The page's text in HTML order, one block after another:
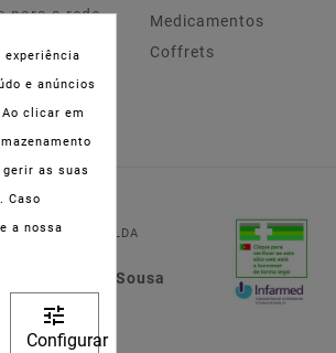
para a rede
Medicamentos
Coffrets
NIPC:515 801 216
Soc. Unip. LDA
Lígia de Sousa
Teixeira
experiência
e anúncios
clicar em
as suas
Caso
a nossa
tune
Configurar